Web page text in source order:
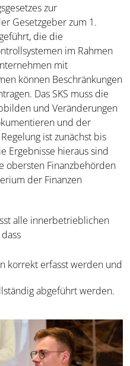
zur
Gesetzgeber zum 1.
die die
im Rahmen
mit
können Beschränkungen
Das SKS muss die
und Veränderungen
und der
ist zunächst bis
Ergebnisse hieraus sind
obersten Finanzbehörden
der Finanzen
alle innerbetrieblichen
korrekt erfasst werden und
abgeführt werden.